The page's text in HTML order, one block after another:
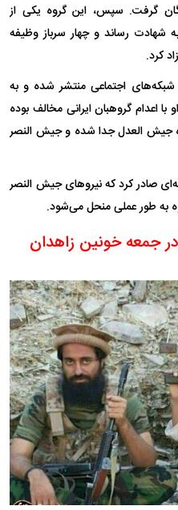
گرفت. سپس، این گروه یکی از
شهادت رساند و چهار سرباز وظیفه
کرد.
اجتماعی منتشر شده و به
اعدام گروهبان ایرانی مخالف بوده
جیش العدل جدا شده و جیش النصر
صادر کرد که نیرو‌های جیش النصر
به طور عملی منحل می‌شود.
جمعه خونین زاهدان